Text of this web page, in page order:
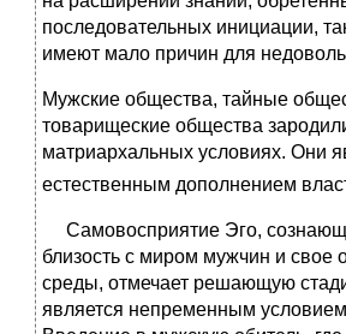
последовательных инициации,
имеют мало причин для
Мужские общества, тайные
товарищеские общества
матриархальных условиях. Они
естественным дополнением
Самовосприятие Эго,
близость с миром мужчин и свое
среды, отмечает решающую
является непременным